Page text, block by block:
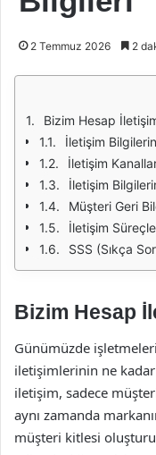
2 Temmuz 2026 2
Bizim Hesap
İletişim
İletişim
İletişim
Müşteri Geri
İletişim
SSS (Sıkça
Bizim Hesap
Günümüzde
iletişimlerinin ne
iletişim, sadece
aynı zamanda
müşteri kitlesi